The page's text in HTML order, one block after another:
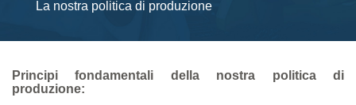
La nostra politica di produzione
Principi fondamentali della nostra politica di
produzione: